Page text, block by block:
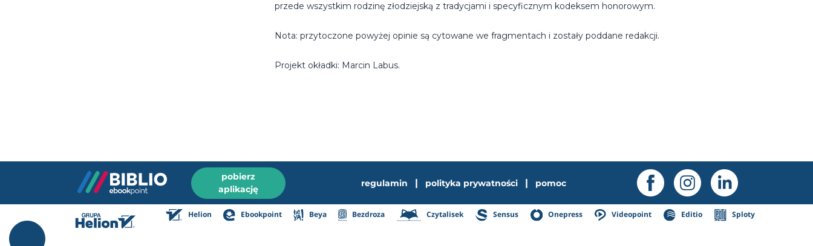
przede wszystkim rodzinę złodziejską z tradycjami i specyficznym kodeksem honorowym.
Nota: przytoczone powyżej opinie są cytowane we fragmentach i zostały poddane redakcji.
Projekt okładki: Marcin Labus.
pobierz
aplikację
regulamin | polityka prywatności | pomoc
Helion Ebookpoint Beya Bezdroza Czytalisek Sensus Onepress Videopoint Editio Sploty